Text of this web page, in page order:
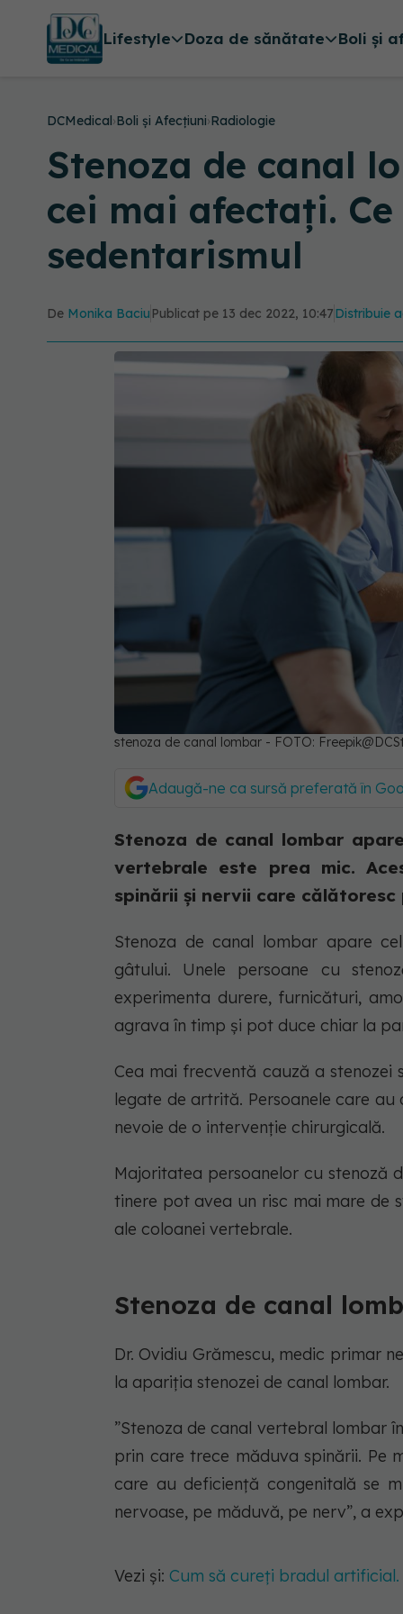
Lifestyle Doza de sănătate Boli și
DCMedical›Boli și Afecțiuni›Radiologie
Stenoza de canal
cei mai afectați.
sedentarismul
De Monika Baciu Publicat pe 13 dec 2022, 10:47Distribuie
stenoza de canal lombar - FOTO:
Adaugă-ne ca sursă preferată în
Stenoza de canal lombar
vertebrale este prea mic.
spinării și nervii care
Stenoza de canal lombar apare
gâtului. Unele persoane cu
experimenta durere, furnicături,
agrava în timp și pot duce chiar la
Cea mai frecventă cauză a
legate de artrită. Persoanele care
nevoie de o intervenție chirurgicală.
Majoritatea persoanelor cu stenoză
tinere pot avea un risc mai mare de
ale coloanei vertebrale.
Stenoza de canal
Dr. Ovidiu Grămescu, medic primar
la apariția stenozei de canal lombar.
”Stenoza de canal vertebral lombar
prin care trece măduva spinării. Pe
care au deficiență congenitală se
nervoase, pe măduvă, pe nerv”, a
Vezi și: Cum să cureți bradul